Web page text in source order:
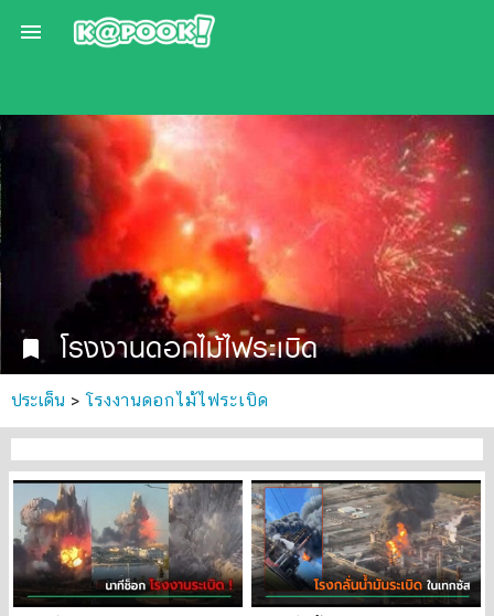

bookmark โรงงานดอกไม้ไฟระเบิด
ประเด็น > โรงงานดอกไม้ไฟระเบิด